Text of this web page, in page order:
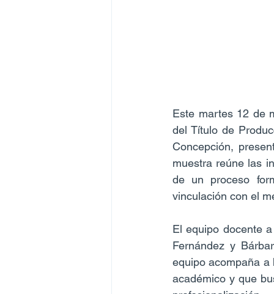
Este martes 12 de
del Título de
Concepción,
muestra reúne las
de un proceso
vinculación con el
El equipo docente
Fernández y
equipo acompaña
académico y que